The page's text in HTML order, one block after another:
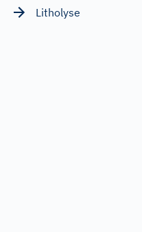
Litholyse